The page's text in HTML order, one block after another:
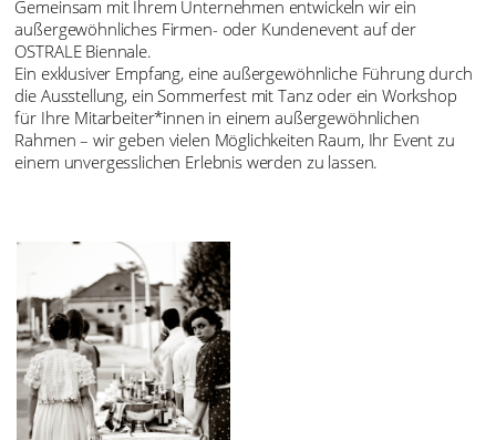
Gemeinsam mit Ihrem Unternehmen entwickeln wir ein
außergewöhnliches Firmen- oder Kundenevent auf der
OSTRALE Biennale.
Ein exklusiver Empfang, eine außergewöhnliche Führung durch
die Ausstellung, ein Sommerfest mit Tanz oder ein Workshop
für Ihre Mitarbeiter*innen in einem außergewöhnlichen
Rahmen – wir geben vielen Möglichkeiten Raum, Ihr Event zu
einem unvergesslichen Erlebnis werden zu lassen.